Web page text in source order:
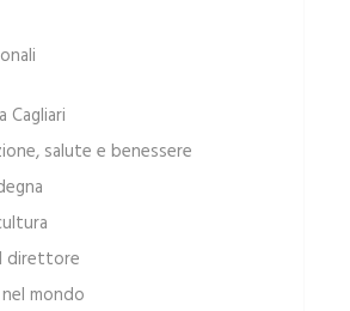
Cagliari
salute e benessere
direttore
mondo